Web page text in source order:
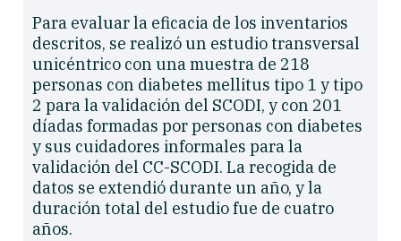
Para evaluar la eficacia de los inventarios
descritos, se realizó un estudio transversal
unicéntrico con una muestra de 218
personas con diabetes mellitus tipo 1 y tipo
2 para la validación del SCODI, y con 201
díadas formadas por personas con diabetes
y sus cuidadores informales para la
validación del CC-SCODI. La recogida de
datos se extendió durante un año, y la
duración total del estudio fue de cuatro
años.